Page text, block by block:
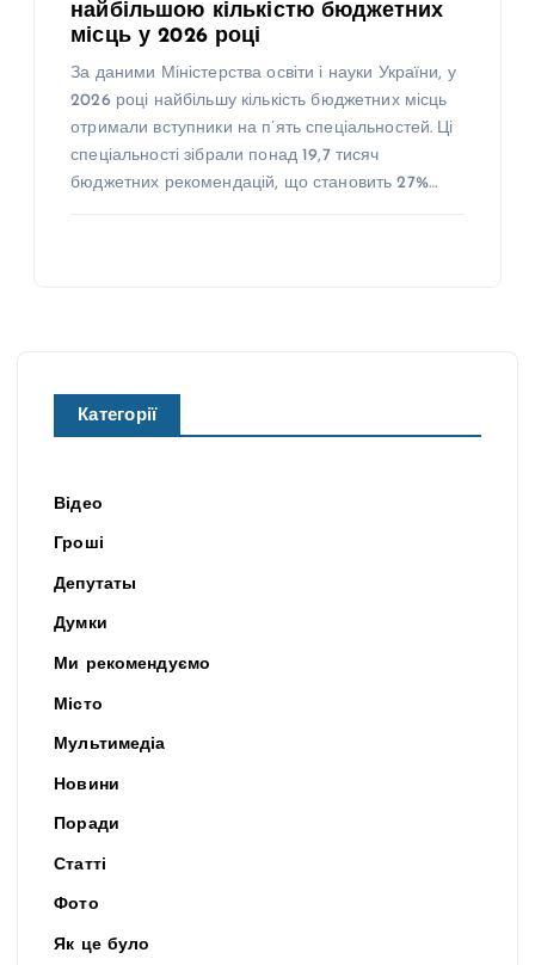
найбільшою кількістю бюджетних
місць у 2026 році
За даними Міністерства освіти і науки України, у
2026 році найбільшу кількість бюджетних місць
отримали вступники на п’ять спеціальностей. Ці
спеціальності зібрали понад 19,7 тисяч
бюджетних рекомендацій, що становить 27%…
Категорії
Відео
Гроші
Депутаты
Думки
Ми рекомендуємо
Місто
Мультимедіа
Новини
Поради
Статті
Фото
Як це було